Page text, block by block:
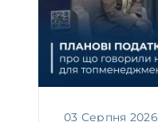
03 Серпня 2026